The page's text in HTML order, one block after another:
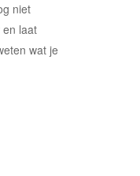
niet
en laat
wat je